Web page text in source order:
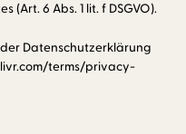
(Art. 6 Abs. 1 lit. f DSGVO).
Datenschutzerklärung
terms/privacy-